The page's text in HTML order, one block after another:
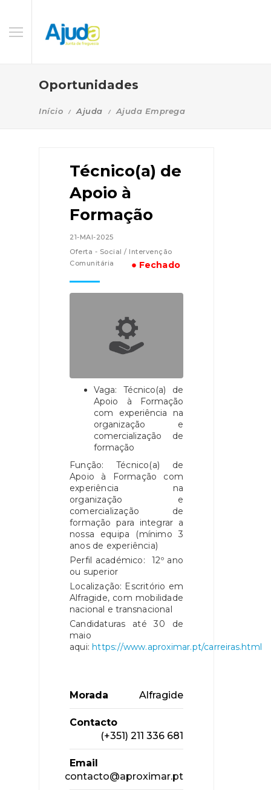
Oportunidades
Início Ajuda Ajuda Emprega
Técnico(a) de
Apoio à
Formação
21-MAI-2025
Oferta - Social / Intervenção
Comunitária
● Fechado
Vaga: Técnico(a) de
Apoio à Formação
com experiência na
organização e
comercialização de
formação
Função: Técnico(a) de
Apoio à Formação com
experiência na
organização e
comercialização de
formação para integrar a
nossa equipa (mínimo 3
anos de experiência)
Perfil académico: 12º ano
ou superior
Localização: Escritório em
Alfragide, com mobilidade
nacional e transnacional
Candidaturas até 30 de
maio
aqui:https://www.aproximar.pt/carreiras.html
Morada Alfragide
Contacto
(+351) 211 336 681
Email
contacto@aproximar.pt